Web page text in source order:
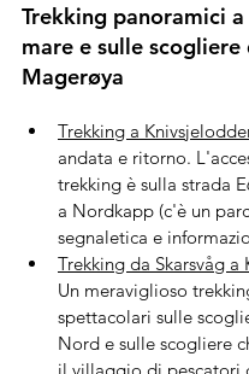
Trekking panoramici
mare e sulle scogliere
Magerøya
Trekking a
andata e ritorno.
trekking è sulla strada
a Nordkapp (c'è un
segnaletica e
Trekking da Skarsvåg a
Un meraviglioso
spettacolari sulle
Nord e sulle scogliere
il villaggio di pescatori